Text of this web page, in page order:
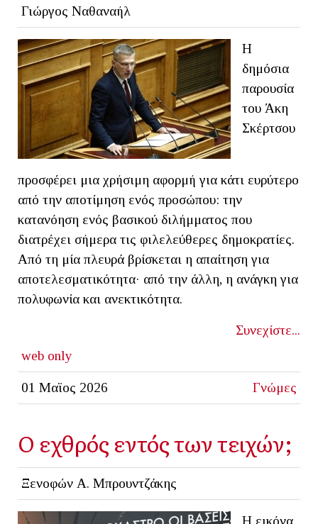
Γιώργος Ναθαναήλ
Η
δημόσια
παρουσία
του Άκη
Σκέρτσου
προσφέρει μια χρήσιμη αφορμή για κάτι ευρύτερο
από την αποτίμηση ενός προσώπου: την
κατανόηση ενός βασικού διλήμματος που
διατρέχει σήμερα τις φιλελεύθερες δημοκρατίες.
Από τη μία πλευρά βρίσκεται η απαίτηση για
αποτελεσματικότητα· από την άλλη, η ανάγκη για
πολυφωνία και ανεκτικότητα.
Συνεχίστε...
web only
01 Μαϊος 2026 Γνώμες
Ο εχθρός εντός των τειχών;
Ξενοφών Α. Μπρουντζάκης
Η εικόνα